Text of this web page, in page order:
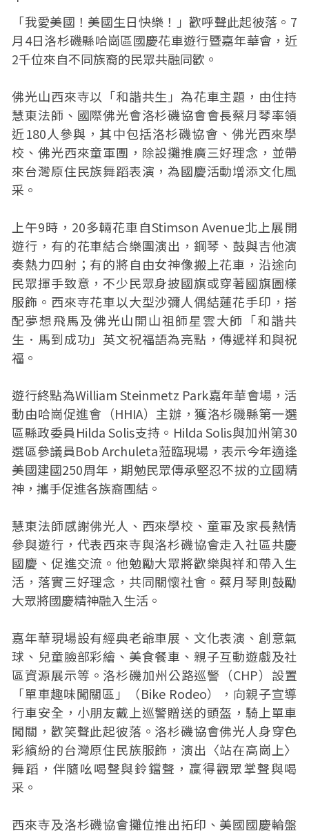
「我愛美國！美國生日快樂！」歡呼聲此起彼落。7
月4日洛杉磯縣哈崗區國慶花車遊行暨嘉年華會，近
2千位來自不同族裔的民眾共融同歡。
佛光山西來寺以「和諧共生」為花車主題，由住持
慧東法師、國際佛光會洛杉磯協會會長蔡月琴率領
近180人參與，其中包括洛杉磯協會、佛光西來學
校、佛光西來童軍團，除設攤推廣三好理念，並帶
來台灣原住民族舞蹈表演，為國慶活動增添文化風
采。
上午9時，20多輛花車自Stimson Avenue北上展開
遊行，有的花車結合樂團演出，鋼琴、鼓與吉他演
奏熱力四射；有的將自由女神像搬上花車，沿途向
民眾揮手致意，不少民眾身披國旗或穿著國旗圖樣
服飾。西來寺花車以大型沙彌人偶結蓮花手印，搭
配夢想飛馬及佛光山開山祖師星雲大師「和諧共
生．馬到成功」英文祝福語為亮點，傳遞祥和與祝
福。
遊行終點為William Steinmetz Park嘉年華會場，活
動由哈崗促進會（HHIA）主辦，獲洛杉磯縣第一選
區縣政委員Hilda Solis支持。Hilda Solis與加州第30
選區參議員Bob Archuleta蒞臨現場，表示今年適逢
美國建國250周年，期勉民眾傳承堅忍不拔的立國精
神，攜手促進各族裔團結。
慧東法師感謝佛光人、西來學校、童軍及家長熱情
參與遊行，代表西來寺與洛杉磯協會走入社區共慶
國慶、促進交流。他勉勵大眾將歡樂與祥和帶入生
活，落實三好理念，共同關懷社會。蔡月琴則鼓勵
大眾將國慶精神融入生活。
嘉年華現場設有經典老爺車展、文化表演、創意氣
球、兒童臉部彩繪、美食餐車、親子互動遊戲及社
區資源展示等。洛杉磯加州公路巡警（CHP）設置
「單車趣味闖關區」（Bike Rodeo），向親子宣導
行車安全，小朋友戴上巡警贈送的頭盔，騎上單車
闖關，歡笑聲此起彼落。洛杉磯協會佛光人身穿色
彩繽紛的台灣原住民族服飾，演出〈站在高崗上〉
舞蹈，伴隨吆喝聲與鈴鐺聲，贏得觀眾掌聲與喝
采。
西來寺及洛杉磯協會攤位推出拓印、美國國慶輪盤